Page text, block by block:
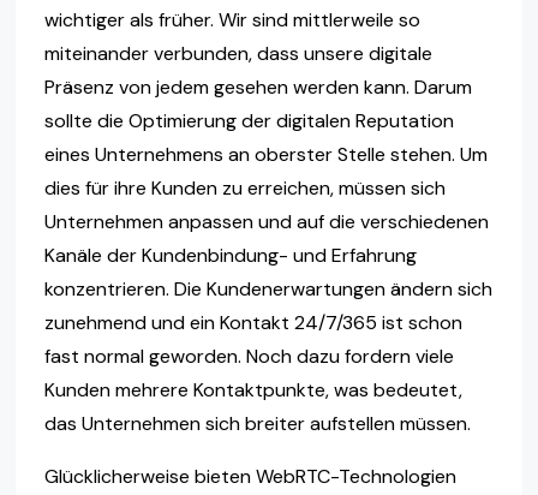
wichtiger als früher. Wir sind mittlerweile so
miteinander verbunden, dass unsere digitale
Präsenz von jedem gesehen werden kann. Darum
sollte die Optimierung der digitalen Reputation
eines Unternehmens an oberster Stelle stehen. Um
dies für ihre Kunden zu erreichen, müssen sich
Unternehmen anpassen und auf die verschiedenen
Kanäle der Kundenbindung- und Erfahrung
konzentrieren. Die Kundenerwartungen ändern sich
zunehmend und ein Kontakt 24/7/365 ist schon
fast normal geworden. Noch dazu fordern viele
Kunden mehrere Kontaktpunkte, was bedeutet,
das Unternehmen sich breiter aufstellen müssen.
Glücklicherweise bieten WebRTC-Technologien